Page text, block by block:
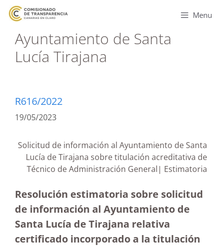
Menu
Ayuntamiento de Santa
Lucía Tirajana
R616/2022
19/05/2023
Solicitud de información al Ayuntamiento de Santa
Lucía de Tirajana sobre titulación acreditativa de
Técnico de Administración General| Estimatoria
Resolución estimatoria sobre solicitud
de información al Ayuntamiento de
Santa Lucía de Tirajana relativa
certificado incorporado a la titulación